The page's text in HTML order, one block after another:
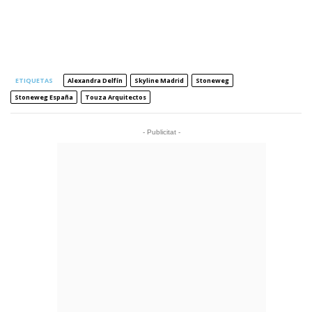
ETIQUETAS Alexandra Delfín Skyline Madrid
Stoneweg
Stoneweg España
Touza Arquitectos
- Publicitat -